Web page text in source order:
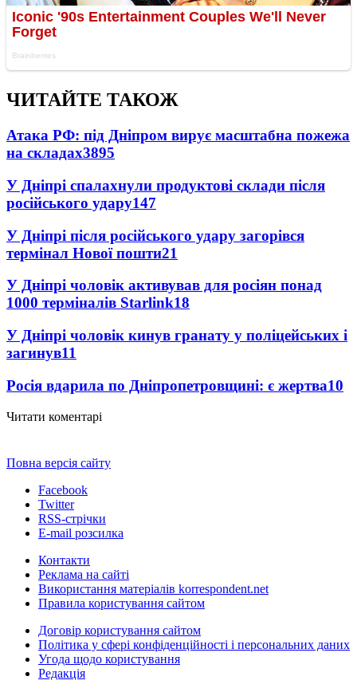
ЧИТАЙТЕ ТАКОЖ
Атака РФ: під Дніпром вирує масштабна пожежа
на складах3895
У Дніпрі спалахнули продуктові склади після
російського удару147
У Дніпрі після російського удару загорівся
термінал Нової пошти21
У Дніпрі чоловік активував для росіян понад
1000 терміналів Starlink18
У Дніпрі чоловік кинув гранату у поліцейських і
загинув11
Росія вдарила по Дніпропетровщині: є жертва10
Читати коментарі
Повна версія сайту
Facebook
Twitter
RSS-стрічки
E-mail розсилка
Контакти
Реклама на сайті
Використання матеріалів korrespondent.net
Правила користування сайтом
Договір користування сайтом
Політика у сфері конфіденційності і персональних даних
Угода щодо користування
Редакція